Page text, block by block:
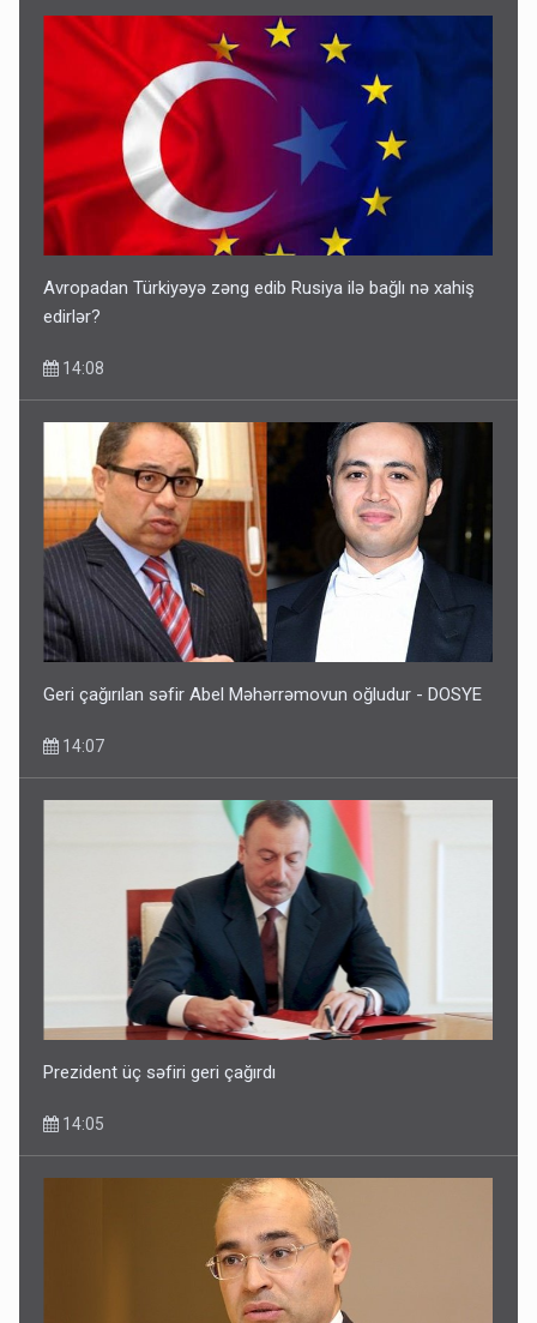
Avropadan Türkiyəyə zəng edib Rusiya ilə bağlı nə xahiş
edirlər?
14:08
Geri çağırılan səfir Abel Məhərrəmovun oğludur - DOSYE
14:07
Prezident üç səfiri geri çağırdı
14:05